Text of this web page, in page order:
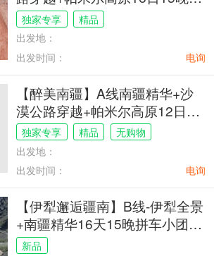
车小团（乌鲁木齐进出）
独家专享
精品
出发地：
出发时间：
电询
【醉美南疆】A线南疆精华+沙
漠公路穿越+帕米尔高原12日11
晚拼车小团（乌鲁木齐起喀什
止）
独家专享 精品
无购物
出发地：
出发时间：
电询
【伊犁邂逅疆南】B线-伊犁全景
+南疆精华16天15晚拼车小团
（喀什起乌鲁木齐止）
新品